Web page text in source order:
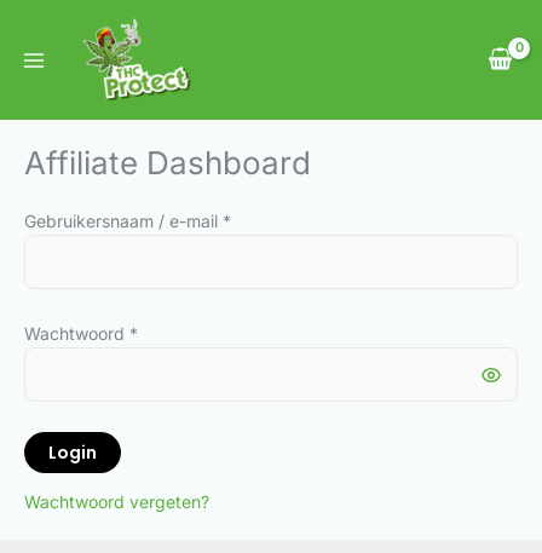
Affiliate Dashboard
Gebruikersnaam / e-mail *
Wachtwoord *
Login
Wachtwoord vergeten?